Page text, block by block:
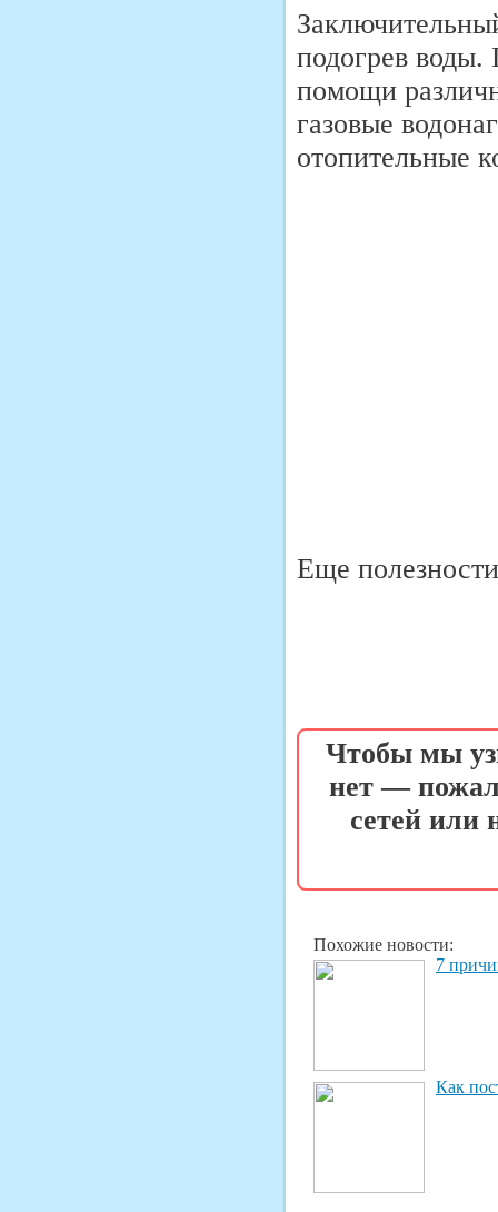
подогрев
помощи
газовые
отопительные
Еще
Чтобы мы
нет —
сетей или
Похожие новости:
7
Как